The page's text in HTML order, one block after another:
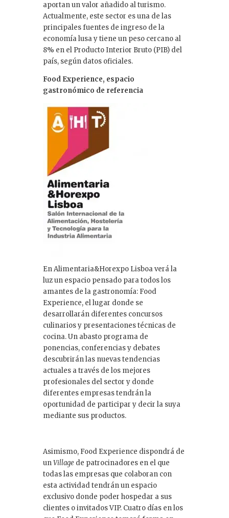
aportan un valor añadido al turismo.
Actualmente, este sector es una de las
principales fuentes de ingreso de la
economía lusa y tiene un peso cercano al
8% en el Producto Interior Bruto (PIB) del
país, según datos oficiales.
Food Experience, espacio
gastronómico de referencia
En Alimentaria&Horexpo Lisboa verá la
luz un espacio pensado para todos los
amantes de la gastronomía: Food
Experience, el lugar donde se
desarrollarán diferentes concursos
culinarios y presentaciones técnicas de
cocina. Un abasto programa de
ponencias, conferencias y debates
descubrirán las nuevas tendencias
actuales a través de los mejores
profesionales del sector y donde
diferentes empresas tendrán la
oportunidad de participar y decir la suya
mediante sus productos.
Asimismo, Food Experience dispondrá de
unVillage de patrocinadores en el que
todas las empresas que colaboran con
esta actividad tendrán un espacio
exclusivo donde poder hospedar a sus
clientes o invitados VIP. Cuatro días en los